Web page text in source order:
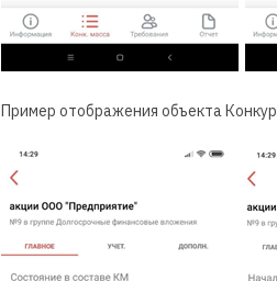
Пример отображения объекта